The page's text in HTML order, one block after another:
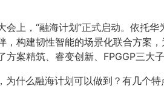
会上，“融海计划”正式启动。依托
，构建韧性智能的场景化联合方案
案精筑、睿变创新、FPGGP三大子
为什么融海计划可以做到？有几个特